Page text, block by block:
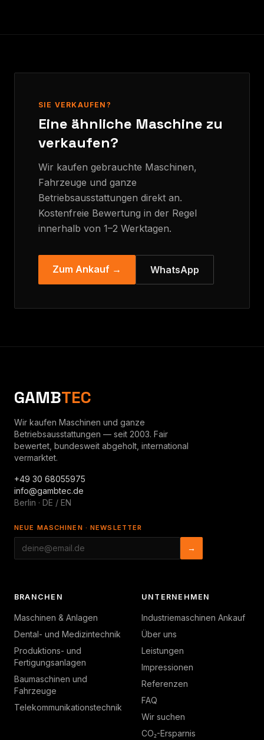
SIE VERKAUFEN?
Eine ähnliche Maschine zu
verkaufen?
Wir kaufen gebrauchte Maschinen,
Fahrzeuge und ganze
Betriebsausstattungen direkt an.
Kostenfreie Bewertung in der Regel
innerhalb von 1–2 Werktagen.
Zum Ankauf → WhatsApp
GAMBTEC
Wir kaufen Maschinen und ganze
Betriebsausstattungen — seit 2003. Fair
bewertet, bundesweit abgeholt, international
vermarktet.
+49 30 68055975
info@gambtec.de
Berlin · DE / EN
NEUE MASCHINEN · NEWSLETTER
→
BRANCHEN
Maschinen & Anlagen
Dental- und Medizintechnik
Produktions- und
Fertigungsanlagen
Baumaschinen und
Fahrzeuge
Telekommunikationstechnik
UNTERNEHMEN
Industriemaschinen Ankauf
Über uns
Leistungen
Impressionen
Referenzen
FAQ
Wir suchen
CO₂-Ersparnis